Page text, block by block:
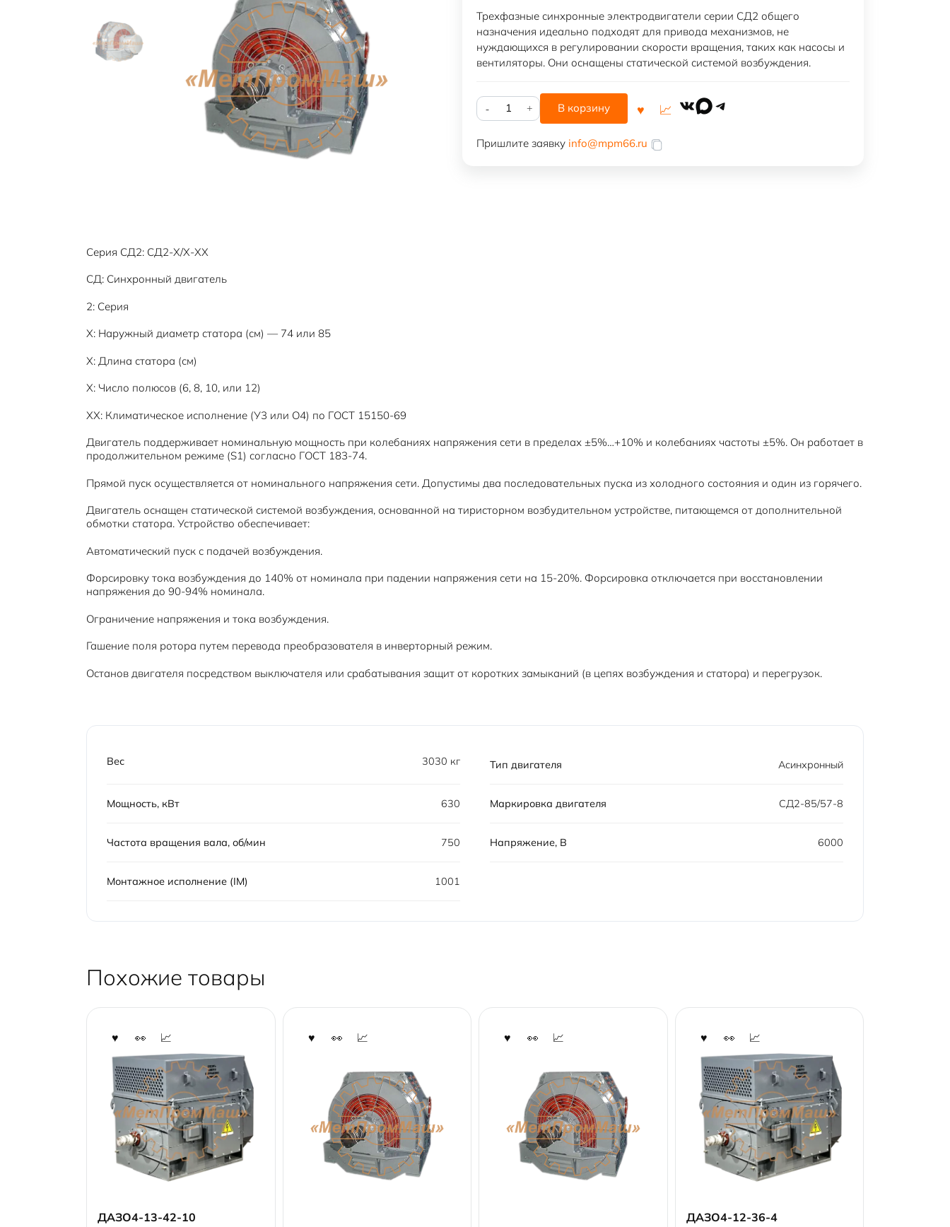
Трехфазные синхронные электродвигатели серии СД2 общего
назначения идеально подходят для привода механизмов, не
нуждающихся в регулировании скорости вращения, таких как насосы и
вентиляторы. Они оснащены статической системой возбуждения.
Количество
товара
85/57-
В корзину VKMAXTelegram
Пришлите заявку info@mpm66.ru
Серия СД2: СД2-Х/Х-ХХ
СД: Синхронный двигатель
2: Серия
Х: Наружный диаметр статора (см) — 74 или 85
Х: Длина статора (см)
Х: Число полюсов (6, 8, 10, или 12)
ХХ: Климатическое исполнение (У3 или О4) по ГОСТ 15150-69
Двигатель поддерживает номинальную мощность при колебаниях напряжения сети в пределах ±5%…+10% и колебаниях частоты ±5%. Он работает в
продолжительном режиме (S1) согласно ГОСТ 183-74.
Прямой пуск осуществляется от номинального напряжения сети. Допустимы два последовательных пуска из холодного состояния и один из горячего.
Двигатель оснащен статической системой возбуждения, основанной на тиристорном возбудительном устройстве, питающемся от дополнительной
обмотки статора. Устройство обеспечивает:
Автоматический пуск с подачей возбуждения.
Форсировку тока возбуждения до 140% от номинала при падении напряжения сети на 15-20%. Форсировка отключается при восстановлении
напряжения до 90-94% номинала.
Ограничение напряжения и тока возбуждения.
Гашение поля ротора путем перевода преобразователя в инверторный режим.
Останов двигателя посредством выключателя или срабатывания защит от коротких замыканий (в цепях возбуждения и статора) и перегрузок.
Вес 3030 кг Тип двигателя Асинхронный
Мощность, кВт 630 Маркировка двигателя СД2-85/57-8
Частота вращения вала, об/мин 750 Напряжение, В 6000
Монтажное исполнение (IM) 1001
Похожие товары
ДАЗО4-13-42-10 ДАЗО4-12-36-4